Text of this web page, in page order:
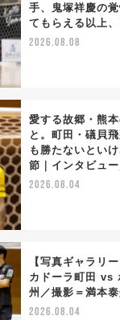
手、鬼塚祥慶の
てもらえる以上
2026.08.08
愛する故郷・熊
と。町田・礒貝
も勝たないとい
節｜インタビュ
2026.08.04
【写真ギャラリ
カドーラ町田 vs
州／撮影＝満本
2026.08.04